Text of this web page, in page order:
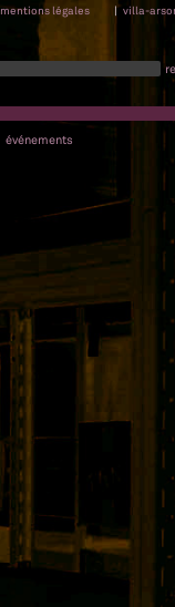
mentions légales | villa-
événements